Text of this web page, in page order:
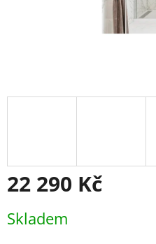
22 290 Kč
cena:
Skladem